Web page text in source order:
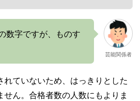
数字ですが、ものす
芸能関係者
れていないため、はっきりとした
せん。合格者数の人数にもよりま